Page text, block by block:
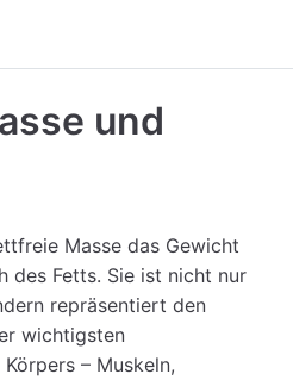
und
Masse das Gewicht
des Fetts. Sie ist nicht nur
repräsentiert den
wichtigsten
– Muskeln,